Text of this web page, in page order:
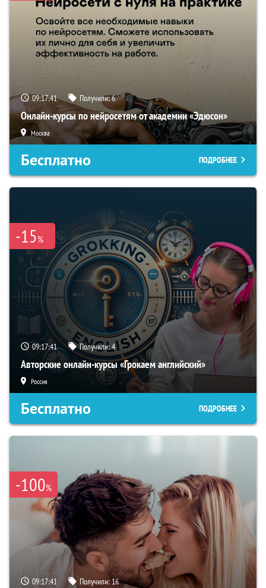
09:17:40 Получили:6
Онлайн-курсы по нейросетям от академии «Эдюсон»
Москва
Бесплатно ПОДРОБНЕЕ
-15%
09:17:40 Получили:4
Авторские онлайн-курсы «Грокаем английский»
Россия
Бесплатно ПОДРОБНЕЕ
-100%
09:17:40 Получили:16